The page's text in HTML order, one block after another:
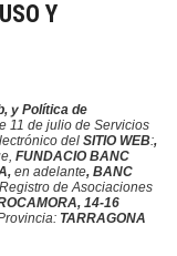
Y
y Política de
11 de julio de Servicios
del SITIO WEB:,
FUNDACIO BANC
en adelante, BANC
Registro de Asociaciones
14-16
TARRAGONA